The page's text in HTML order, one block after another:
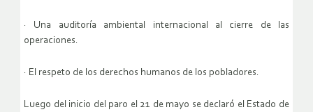
· Una auditoría ambiental internacional al cierre de las
operaciones.
· El respeto de los derechos humanos de los pobladores.
Luego del inicio del paro el 21 de mayo se declaró el Estado de